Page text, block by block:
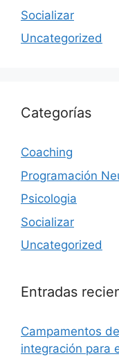
Socializar
Uncategorized
Categorías
Coaching
Programación
Psicologia
Socializar
Uncategorized
Entradas
Campamentos
integración para